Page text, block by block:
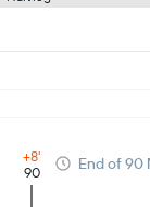
+8'
90
End of 90